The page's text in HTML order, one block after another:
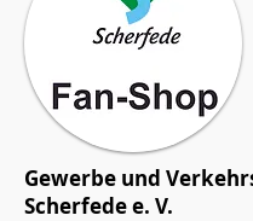
Gewerbe und
Scherfede e. V.